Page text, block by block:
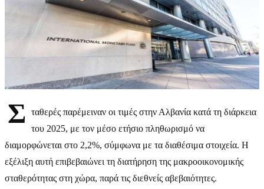
Σ
ταθερές παρέμειναν οι τιμές στην Αλβανία κατά τη διάρκεια
του 2025, με τον μέσο ετήσιο πληθωρισμό να
διαμορφώνεται στο 2,2%, σύμφωνα με τα διαθέσιμα στοιχεία. Η
εξέλιξη αυτή επιβεβαιώνει τη διατήρηση της μακροοικονομικής
σταθερότητας στη χώρα, παρά τις διεθνείς αβεβαιότητες.